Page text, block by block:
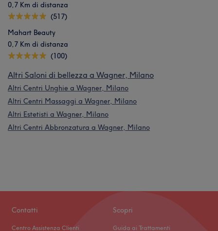
0,7 Km di distanza
(517)
Mahart Beauty
0,7 Km di distanza
(100)
Altri Saloni di bellezza a Wagner, Milano
Altri Centri Unghie a Wagner, Milano
Altri Centri Massaggi a Wagner, Milano
Altri Estetisti a Wagner, Milano
Altri Centri Abbronzatura a Wagner, Milano
Contatti
Centro Assistenza Clienti
Scopri
Guida ai Trattamenti